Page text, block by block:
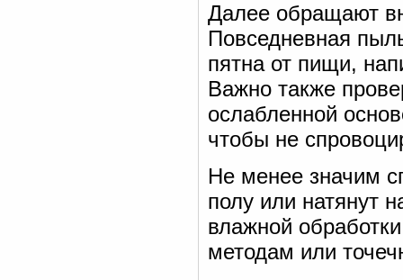
Далее обращают
Повседневная
пятна от пищи,
Важно также
ослабленной
чтобы не
Не менее значим
полу или натянут
влажной
методам или